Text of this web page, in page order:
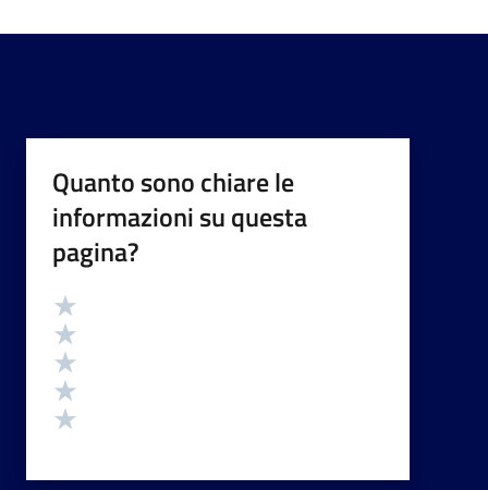
Quanto sono chiare le
informazioni su questa
pagina?
Valutazione